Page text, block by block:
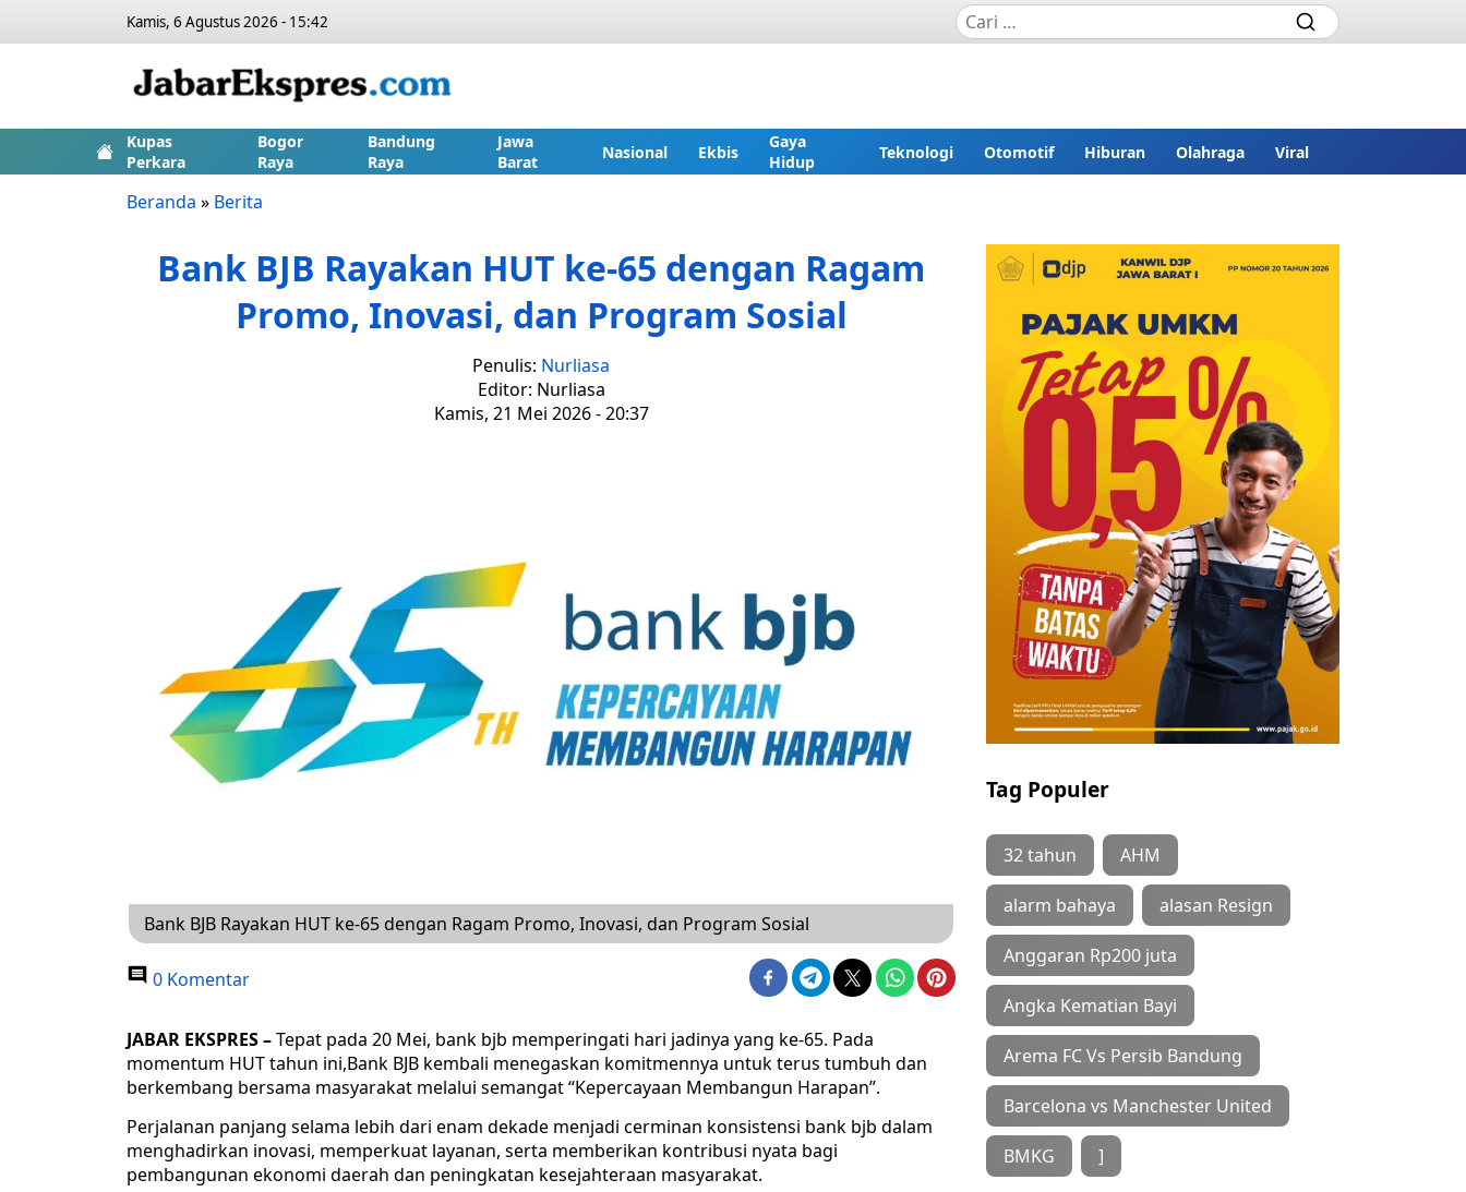
Kamis, 6 Agustus 2026 - 15:42
Kupas
Perkara
Bogor
Raya
Bandung
Raya
Jawa
Barat
Nasional Ekbis
Gaya
Hidup
Teknologi Otomotif Hiburan Olahraga Viral
Beranda » Berita
Bank BJB Rayakan HUT ke-65 dengan Ragam
Promo, Inovasi, dan Program Sosial
Penulis: Nurliasa
Editor: Nurliasa
Kamis, 21 Mei 2026 - 20:37
Bank BJB Rayakan HUT ke-65 dengan Ragam Promo, Inovasi, dan Program Sosial
0 Komentar
JABAR EKSPRES –Tepat pada 20 Mei, bank bjb memperingati hari jadinya yang ke-65. Pada
momentum HUT tahun ini,Bank BJB kembali menegaskan komitmennya untuk terus tumbuh dan
berkembang bersama masyarakat melalui semangat “Kepercayaan Membangun Harapan”.
Perjalanan panjang selama lebih dari enam dekade menjadi cerminan konsistensi bank bjb dalam
menghadirkan inovasi, memperkuat layanan, serta memberikan kontribusi nyata bagi
pembangunan ekonomi daerah dan peningkatan kesejahteraan masyarakat.
Tag Populer
32 tahun AHM
alarm bahaya alasan Resign
Anggaran Rp200 juta
Angka Kematian Bayi
Arema FC Vs Persib Bandung
Barcelona vs Manchester United
BMKG ]